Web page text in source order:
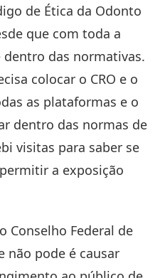
de Ética da Odonto
que com toda a
das normativas.
colocar o CRO e o
as plataformas e o
dentro das normas de
visitas para saber se
a exposição
Conselho Federal de
não pode é causar